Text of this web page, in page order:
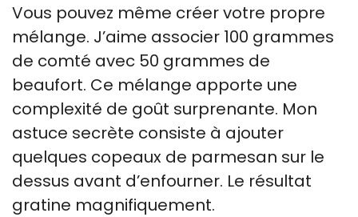
Vous pouvez même créer votre propre
mélange. J’aime associer 100 grammes
de comté avec 50 grammes de
beaufort. Ce mélange apporte une
complexité de goût surprenante. Mon
astuce secrète consiste à ajouter
quelques copeaux de parmesan sur le
dessus avant d’enfourner. Le résultat
gratine magnifiquement.